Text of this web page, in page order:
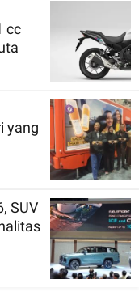
cc
yang
SUV